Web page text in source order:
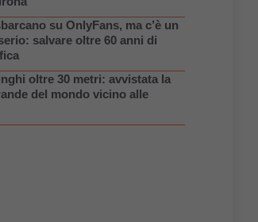
su OnlyFans, ma c’è un
salvare oltre 60 anni di
oltre 30 metri: avvistata la
del mondo vicino alle